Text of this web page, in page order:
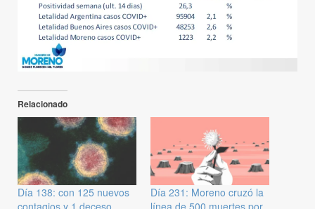
Relacionado
Día 138: con 125 nuevos
contagios y 1 deceso
Día 231: Moreno cruzó la
línea de 500 muertes por